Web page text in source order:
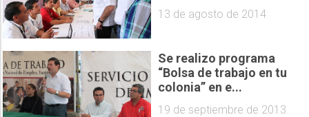
13 de agosto de 2014
Se realizo programa
“Bolsa de trabajo en tu
colonia” en e...
19 de septiembre de 2013